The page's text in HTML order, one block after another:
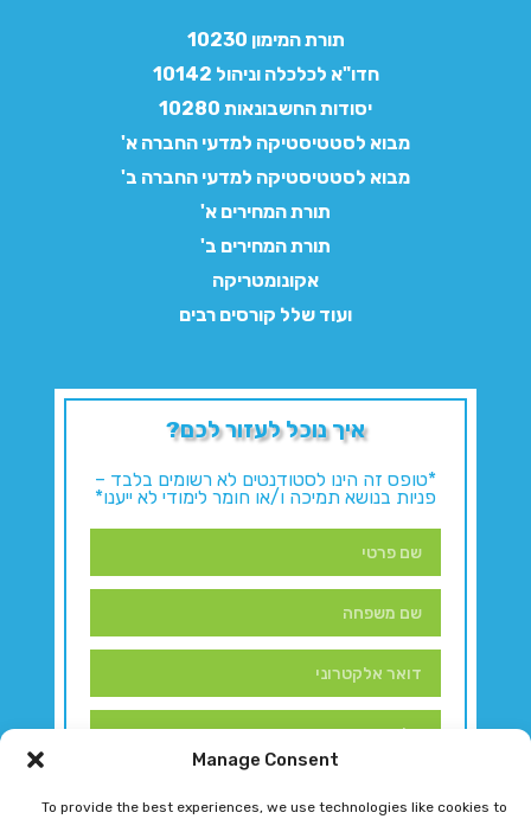
Manage Consent
To provide the best experiences, we use technologies like cookies to
תורת המימון 10230
חדו"א לכלכלה וניהול 10142
יסודות החשבונאות 10280
מבוא לסטטיסטיקה למדעי החברה א'
מבוא לסטטיסטיקה למדעי החברה ב'
תורת המחירים א'
תורת המחירים ב'
אקונומטריקה
ועוד שלל קורסים רבים
איך נוכל לעזור לכם?
*טופס זה הינו לסטודנטים לא רשומים בלבד –
פניות בנושא תמיכה ו/או חומר לימודי לא ייענו*